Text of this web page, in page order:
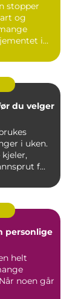
stopper
og
i
du velger
i uken.
f...
personlige
helt
noen går